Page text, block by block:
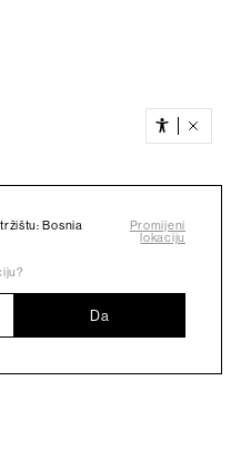
Bosnia
Promijeni
lokaciju
Da